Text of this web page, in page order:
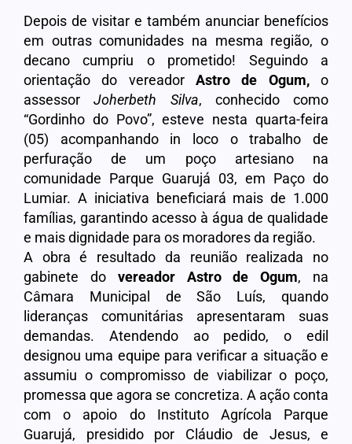
Depois de visitar e também anunciar benefícios
em outras comunidades na mesma região, o
decano cumpriu o prometido! Seguindo a
orientação do vereador Astro de Ogum,o
assessorJoherbeth Silva, conhecido como
“Gordinho do Povo”, esteve nesta quarta-feira
(05) acompanhando in loco o trabalho de
perfuração de um poço artesiano na
comunidade Parque Guarujá 03, em Paço do
Lumiar. A iniciativa beneficiará mais de 1.000
famílias, garantindo acesso à água de qualidade
e mais dignidade para os moradores da região.
A obra é resultado da reunião realizada no
gabinete do vereador Astro de Ogum, na
Câmara Municipal de São Luís, quando
lideranças comunitárias apresentaram suas
demandas. Atendendo ao pedido, o edil
designou uma equipe para verificar a situação e
assumiu o compromisso de viabilizar o poço,
promessa que agora se concretiza. A ação conta
com o apoio do Instituto Agrícola Parque
Guarujá, presidido por Cláudio de Jesus, e